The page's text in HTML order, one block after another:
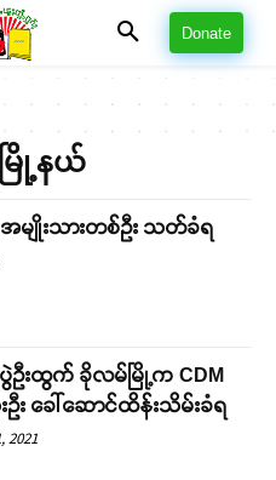
Donate
ြို့နယ်
မျိုးသားတစ်ဦး သတ်ခံရ
ဦးထွက် ခိုလမ်မြို့က CDM
ခေါ်ဆောင်ထိန်းသိမ်းခံရ
2021